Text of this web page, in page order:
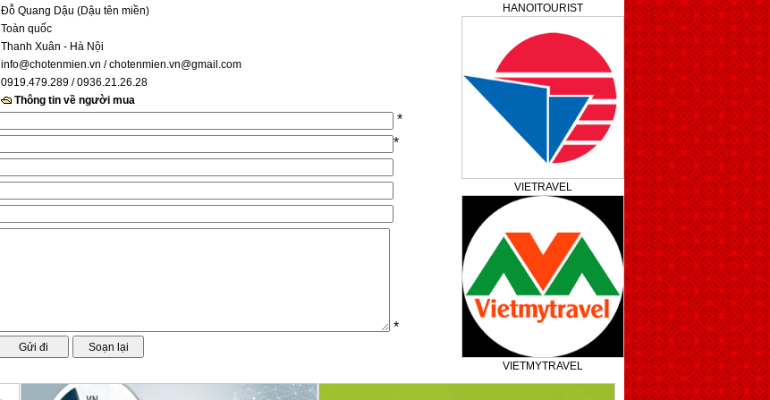
Đỗ Quang Dậu (Dậu tên miền)
Toàn quốc
Thanh Xuân - Hà Nội
info@chotenmien.vn / chotenmien.vn@gmail.com
0919.479.289 / 0936.21.26.28
Thông tin về người mua
*
*
*
HANOITOURIST
VIETRAVEL
VIETMYTRAVEL